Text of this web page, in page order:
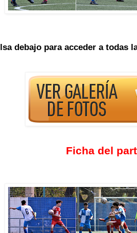
debajo para acceder a todas
Ficha del